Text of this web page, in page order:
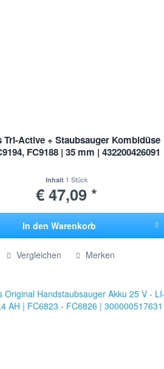
Tri-Active + Staubsauger Kombidüse
FC9188 | 35 mm | 432200426091
Inhalt 1 Stück
€ 47,09 *
In den Warenkorb
Vergleichen Merken